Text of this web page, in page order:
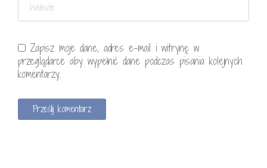
Zapisz moje dane, adres e-mail i witrynę w
przeglądarce aby wypełnić dane podczas pisania kolejnych
komentarzy.